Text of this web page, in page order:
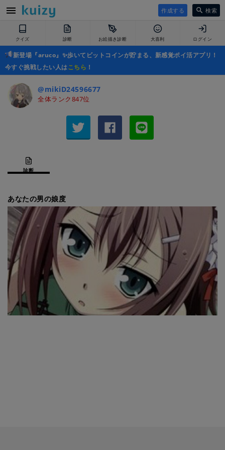
作成する 検索
クイズ 診断 お絵描き診断 大喜利 ログイン
新登場『aruco』✨歩いてビットコインが貯まる、新感覚ポイ活アプリ！
今すぐ挑戦したい人はこちら ！
@mikiD24596677
全体ランク847位
診断
あなたの男の娘度